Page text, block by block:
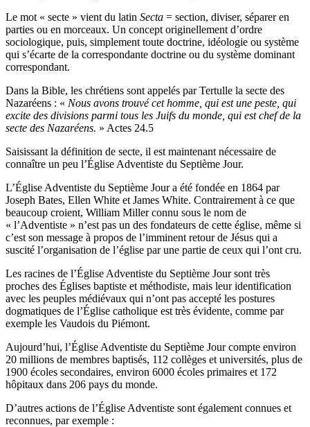
Le mot « secte » vient du latin Secta = section, diviser, séparer en
parties ou en morceaux. Un concept originellement d’ordre
sociologique, puis, simplement toute doctrine, idéologie ou système
qui s’écarte de la correspondante doctrine ou du système dominant
correspondant.
Dans la Bible, les chrétiens sont appelés par Tertulle la secte des
Nazaréens : « Nous avons trouvé cet homme, qui est une peste, qui
excite des divisions parmi tous les Juifs du monde, qui est chef de la
secte des Nazaréens. » Actes 24.5
Saisissant la définition de secte, il est maintenant nécessaire de
connaître un peu l’Église Adventiste du Septième Jour.
L’Église Adventiste du Septième Jour a été fondée en 1864 par
Joseph Bates, Ellen White et James White. Contrairement à ce que
beaucoup croient, William Miller connu sous le nom de
« l’Adventiste » n’est pas un des fondateurs de cette église, même si
c’est son message à propos de l’imminent retour de Jésus qui a
suscité l’organisation de l’église par une partie de ceux qui l’ont cru.
Les racines de l’Église Adventiste du Septième Jour sont très
proches des Églises baptiste et méthodiste, mais leur identification
avec les peuples médiévaux qui n’ont pas accepté les postures
dogmatiques de l’Église catholique est très évidente, comme par
exemple les Vaudois du Piémont.
Aujourd’hui, l’Église Adventiste du Septième Jour compte environ
20 millions de membres baptisés, 112 collèges et universités, plus de
1900 écoles secondaires, environ 6000 écoles primaires et 172
hôpitaux dans 206 pays du monde.
D’autres actions de l’Église Adventiste sont également connues et
reconnues, par exemple :